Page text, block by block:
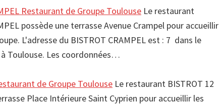
Restaurant de Groupe Toulouse Le restaurant
possède une terrasse Avenue Crampel pour accueillir
L'adresse du BISTROT CRAMPEL est : 7 dans le
Toulouse. Les coordonnées…
de Groupe Toulouse Le restaurant BISTROT 12
Place Intérieure Saint Cyprien pour accueillir les